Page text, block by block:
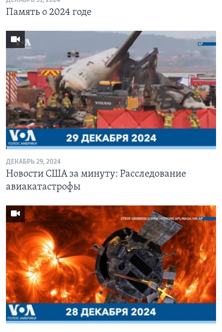
Память о 2024 годе
ДЕКАБРЬ 29, 2024
Новости США за минуту: Расследование
авиакатастрофы